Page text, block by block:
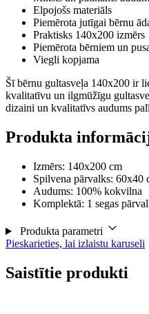
Elpojošs materiāls
Piemērota jutīgai bērnu
Praktisks 140x200 izmērs
Piemērota bērniem un
Viegli kopjama
Šī bērnu gultasveļa 140x200 ir
kvalitatīvu un ilgmūžīgu
dizaini un kvalitatīvs audums
Produkta
Izmērs: 140x200 cm
Spilvena pārvalks: 60x40
Audums: 100% kokvilna
Komplektā: 1 segas
Produkta parametri
Pieskarieties, lai izlaistu karuseli
Saistītie produkti